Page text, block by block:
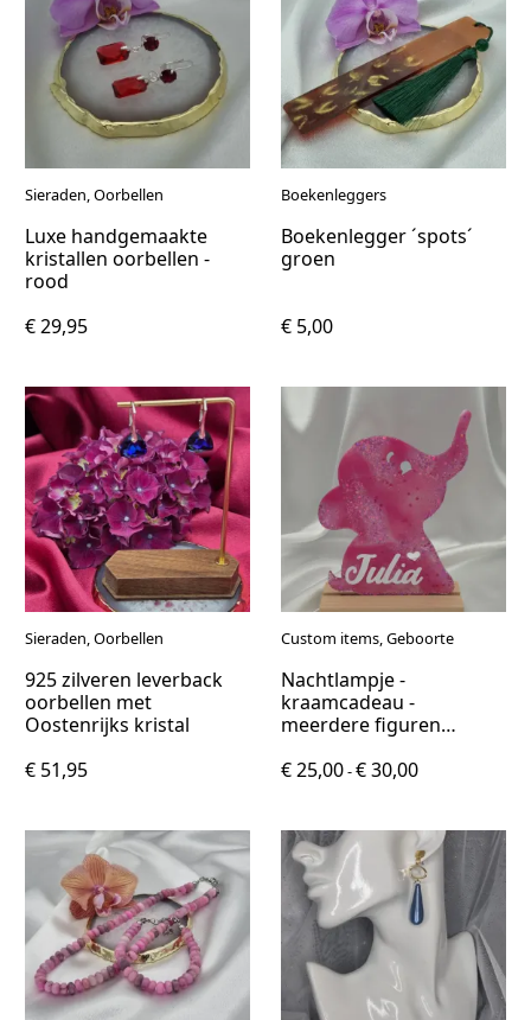
Sieraden, Oorbellen
Luxe handgemaakte
kristallen oorbellen -
rood
€ 29,95
Boekenleggers
Boekenlegger ´spots´
groen
€ 5,00
Sieraden, Oorbellen
925 zilveren leverback
oorbellen met
Oostenrijks kristal
€ 51,95
Custom items, Geboorte
Nachtlampje -
kraamcadeau -
meerdere figuren
€ 25,00-€ 30,00